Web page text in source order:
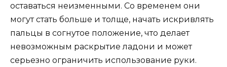
оставаться неизменными. Со временем они
могут стать больше и толще, начать искривлять
пальцы в согнутое положение, что делает
невозможным раскрытие ладони и может
серьезно ограничить использование руки.